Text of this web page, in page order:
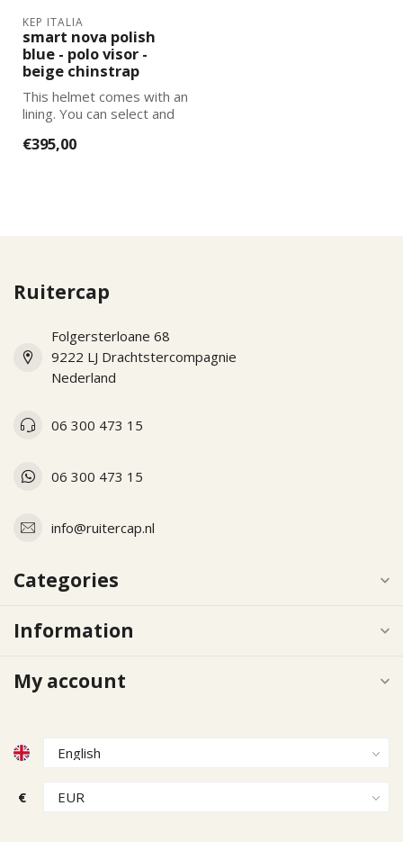
KEP ITALIA
smart nova polish
blue - polo visor -
beige chinstrap
This helmet comes with an
lining. You can select and
lining...
€395,00
Ruitercap
Folgersterloane 68
9222 LJ Drachtstercompagnie
Nederland
06 300 473 15
06 300 473 15
info@ruitercap.nl
Categories
Information
My account
€